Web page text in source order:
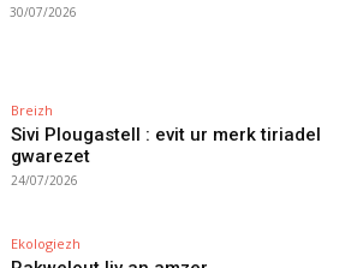
30/07/2026
Breizh
Sivi Plougastell : evit ur merk tiriadel
gwarezet
24/07/2026
Ekologiezh